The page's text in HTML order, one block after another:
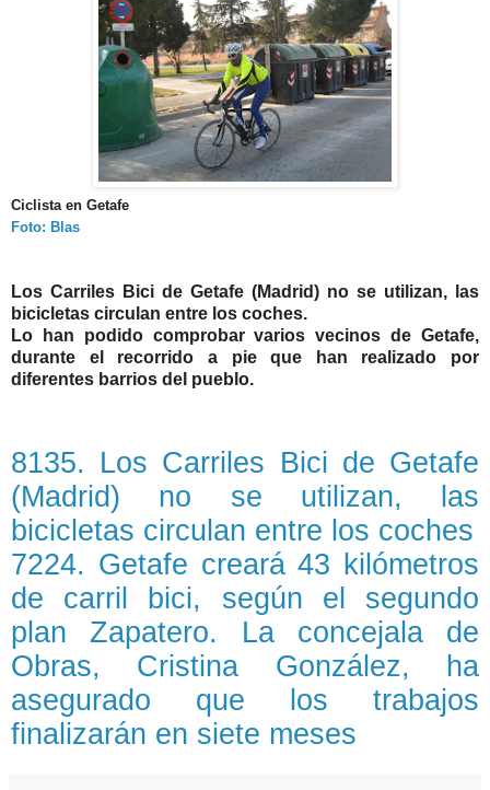
Ciclista en Getafe
Foto: Blas
Los Carriles Bici de Getafe (Madrid) no se utilizan, las
bicicletas circulan entre los coches.
Lo han podido comprobar varios vecinos de Getafe,
durante el recorrido a pie que han realizado por
diferentes barrios del pueblo.
8135. Los Carriles Bici de Getafe
(Madrid) no se utilizan, las
bicicletas circulan entre los coches
7224. Getafe creará 43 kilómetros
de carril bici, según el segundo
plan Zapatero. La concejala de
Obras, Cristina González, ha
asegurado que los trabajos
finalizarán en siete meses